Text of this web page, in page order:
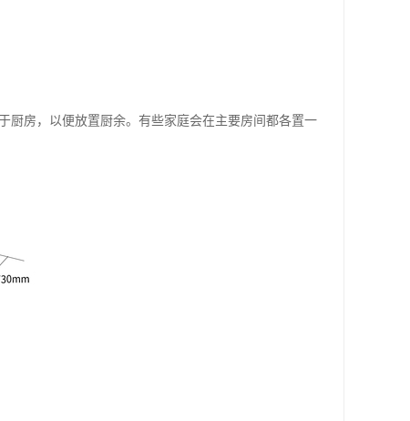
厨房，以便放置厨余。有些家庭会在主要房间都各置一